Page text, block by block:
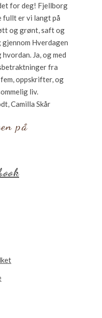
for deg! Fjellborg
fullt er vi langt på
og grønt, saft og
Hverdagen
Ja, og med
fra
oppskrifter, og
liv.
Camilla Skår
på